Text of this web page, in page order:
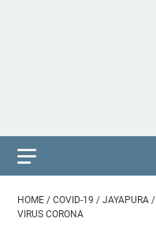
HOME / COVID-19 / JAYAPURA /
VIRUS CORONA